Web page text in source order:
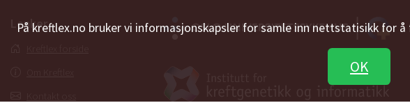
På kreftlex.no bruker vi informasjonskapsler for samle inn nettstatisikk
OK
Lenker